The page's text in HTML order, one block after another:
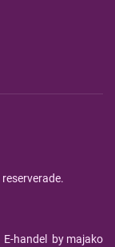
E-handel by majako